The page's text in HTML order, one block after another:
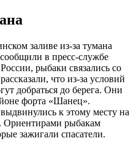
заливе из-за тумана
в пресс-службе
рыбаки связались со
что из-за условий
добраться до берега. Они
форта «Шанец».
к этому месту на
Ориентирами рыбакам
зажигали спасатели.